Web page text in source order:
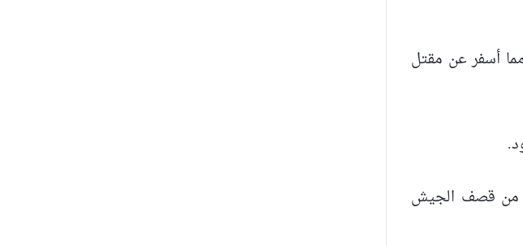
أسفر عن مقتل
من قصف الجيش